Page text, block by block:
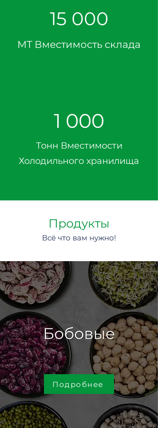
15 000
MT Вместимость склада
1 000
Тонн Вместимости
Холодильного хранилища
Продукты
Всё что вам нужно!
Подробнее